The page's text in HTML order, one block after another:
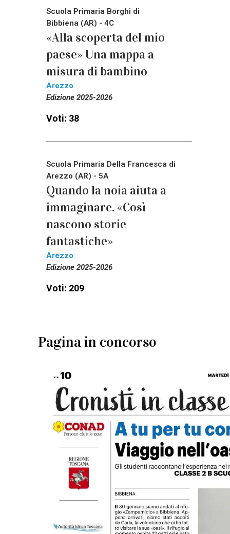
Scuola Primaria Borghi di
Bibbiena (AR) - 4C
«Alla scoperta del mio
paese» Una mappa a
misura di bambino
Arezzo
Edizione 2025-2026
Voti: 38
Scuola Primaria Della Francesca di
Arezzo (AR) - 5A
Quando la noia aiuta a
immaginare. «Così
nascono storie
fantastiche»
Arezzo
Edizione 2025-2026
Voti: 209
Pagina in concorso